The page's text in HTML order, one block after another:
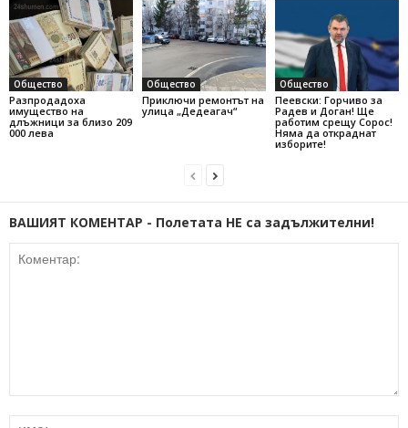
Общество
Разпродадоха
имущество на
длъжници за близо 209
000 лева
Общество
Приключи ремонтът на
улица „Дедеагач“
Общество
Пеевски: Горчиво за
Радев и Доган! Ще
работим срещу Сорос!
Няма да откраднат
изборите!
ВАШИЯТ КОМЕНТАР - Полетата НЕ са задължителни!